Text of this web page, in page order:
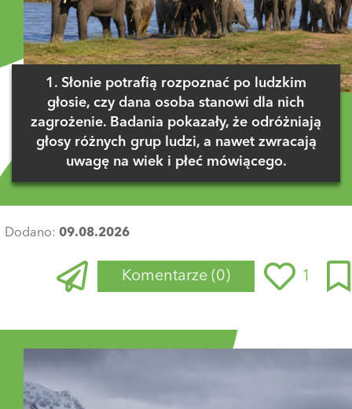
1. Słonie potrafią rozpoznać po ludzkim
głosie, czy dana osoba stanowi dla nich
zagrożenie. Badania pokazały, że odróżniają
głosy różnych grup ludzi, a nawet zwracają
uwagę na wiek i płeć mówiącego.
Dodano: 09.08.2026
Komentarze (0) 1